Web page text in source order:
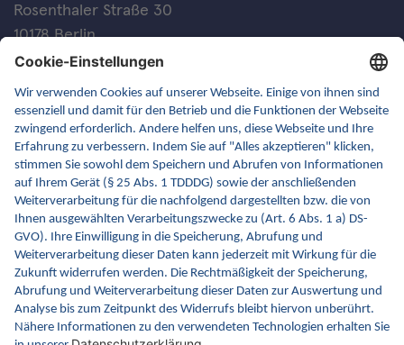
Rosenthaler Straße 30
10178 Berlin
Kontakt
FAQ
Newsletter
Fachveranstaltungen
Glossar